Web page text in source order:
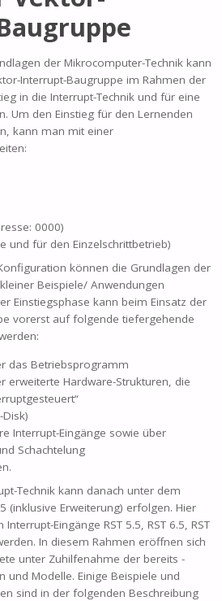
der Mikrocomputer-Technik kann
Interrupt-Baugruppe im Rahmen der
in die Interrupt-Technik und für eine
Um den Einstieg für den Lernenden
kann man mit einer
0000)
und für den Einzelschrittbetrieb)
können die Grundlagen der
Beispiele/ Anwendungen
Einstiegsphase kann beim Einsatz der
vorerst auf folgende tiefergehende
das Betriebsprogramm
erweiterte Hardware-Strukturen, die
Interrupt-Eingänge sowie über
Schachtelung
Technik kann danach unter dem
(inklusive Erweiterung) erfolgen. Hier
Eingänge RST 5.5, RST 6.5, RST
In diesem Rahmen eröffnen sich
unter Zuhilfenahme der bereits -
und Modelle. Einige Beispiele und
sind in der folgenden Beschreibung